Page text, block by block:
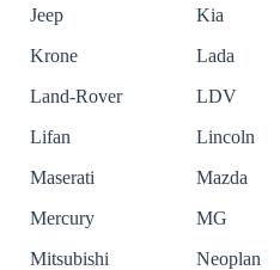
Jeep
Kia
Krone
Lada
Land-Rover
LDV
Lifan
Lincoln
Maserati
Mazda
Mercury
MG
Mitsubishi
Neoplan